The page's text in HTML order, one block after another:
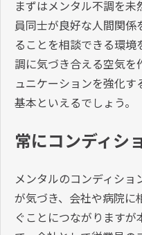
まずはメンタル不調を
員同士が良好な人間関
ることを相談できる環
調に気づき合える空気を
ュニケーションを強化
基本といえるでしょう。
常にコンディシ
メンタルのコンディシ
が気づき、会社や病院に
ぐことにつながります